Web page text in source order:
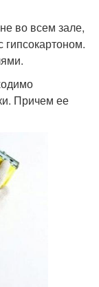
во всем зале,
гипсокартоном.
Причем ее